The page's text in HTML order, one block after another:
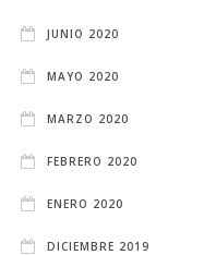
JUNIO 2020
MAYO 2020
MARZO 2020
FEBRERO 2020
ENERO 2020
DICIEMBRE 2019